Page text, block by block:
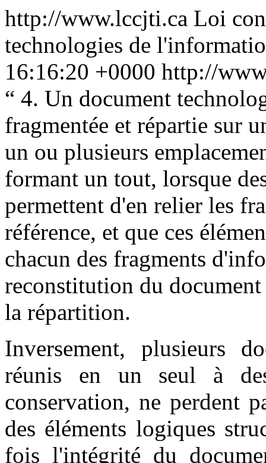
http://www.lccjti.ca Loi
technologies de
16:16:20 +0000 http://
“ 4. Un document
fragmentée et répartie sur
un ou plusieurs
formant un tout, lorsque
permettent d'en relier les
référence, et que ces
chacun des fragments
reconstitution du
la répartition.
Inversement, plusieurs
réunis en un seul à
conservation, ne perdent
des éléments logiques
fois l'intégrité du